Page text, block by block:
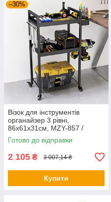
–30%
Візок для інструментів
органайзер 3 рівні,
86х61x31см, MZY-857 /
Пересувний органайзер для
інструментів
Готово до відправки
2 105 ₴ 3 007,14 ₴
Купити